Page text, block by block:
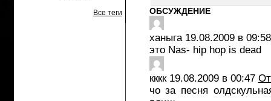
ОБСУЖДЕНИЕ
ханыга 19.08.2009 в 09:58
это Nas- hip hop is dead
кккк 19.08.2009 в 00:47
чо за песня
Все теги